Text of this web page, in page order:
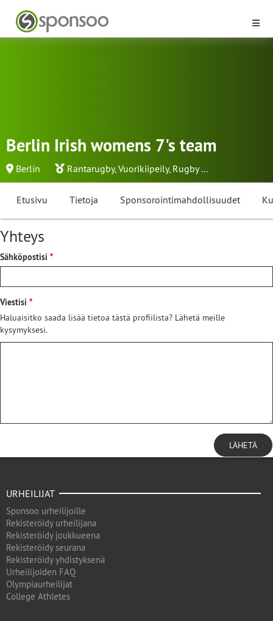
Berlin Irish womens 7's team
Berlin Rantarugby,Vuorikiipeily, Rugby...
Etusivu Tietoja Sponsorointimahdollisuudet
Yhteys
Sähköpostisi
Viestisi
Haluaisitko saada lisää tietoa tästä profiilista? Lähetä meille
kysymyksesi.
LÄHETÄ
URHEILIJAT
Sponsoo urheilijoille
Rekisteröidy urheilijana
Rekisteröidy joukkueena
Rekisteröidy seurana
Rekisteröidy yhdistyksenä
Urheilijoiden FAQ
Olympiaurheilijat
College Athletes